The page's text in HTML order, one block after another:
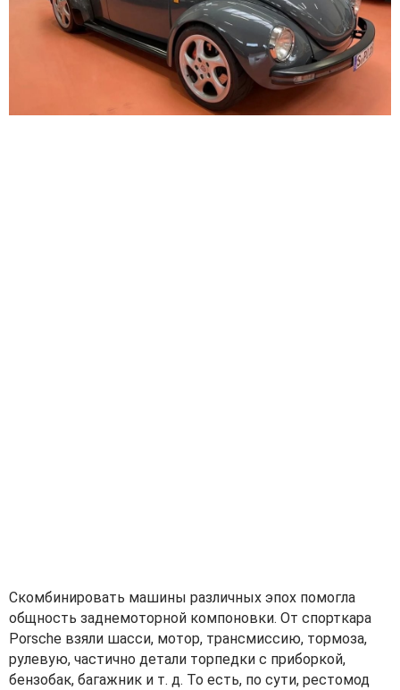
Скомбинировать машины различных эпох помогла
общность заднемоторной компоновки. От спорткара
Porsche взяли шасси, мотор, трансмиссию, тормоза,
рулевую, частично детали торпедки с приборкой,
бензобак, багажник и т. д. То есть, по сути, рестомод